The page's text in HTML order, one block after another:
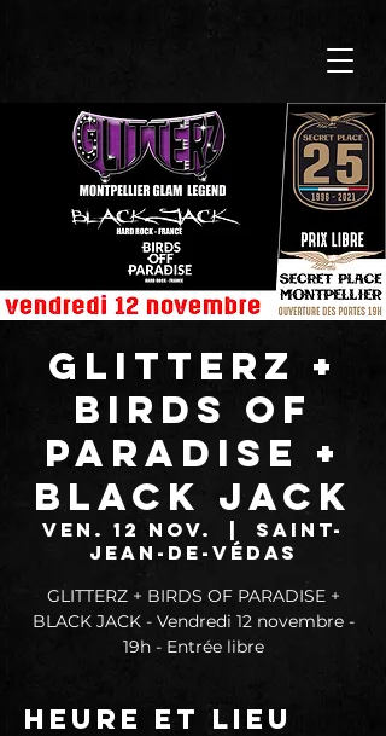
GLITTERZ +
BIRDS OF
PARADISE +
BLACK JACK
ven. 12 nov.
Saint-
Jean-de-Védas
GLITTERZ + BIRDS OF PARADISE +
BLACK JACK - Vendredi 12 novembre -
19h - Entrée libre
Heure et lieu